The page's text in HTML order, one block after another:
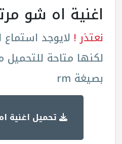
اغنية اه شو
نعتذر ! لايوجد استماع
لكنها متاحة للتحميل
بصيغة rm
تحميل اغنية